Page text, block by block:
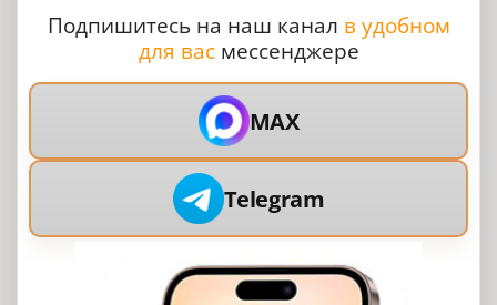
Подпишитесь на наш канал в удобном
для васмессенджере
MAX
Telegram